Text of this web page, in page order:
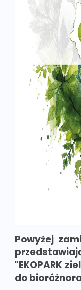
Powyżej
"EKOPARK
do